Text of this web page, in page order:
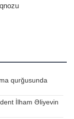
qurğusunda
İlham Əliyevin